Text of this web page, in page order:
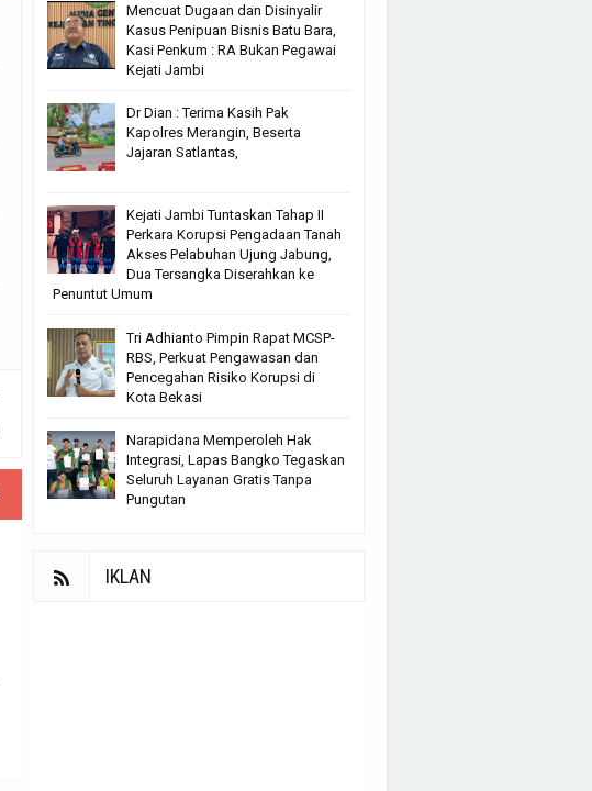
Mencuat Dugaan dan Disinyalir
Kasus Penipuan Bisnis Batu Bara,
Kasi Penkum : RA Bukan Pegawai
Kejati Jambi
Dr Dian : Terima Kasih Pak
Kapolres Merangin, Beserta
Jajaran Satlantas,
Kejati Jambi Tuntaskan Tahap II
Perkara Korupsi Pengadaan Tanah
Akses Pelabuhan Ujung Jabung,
Dua Tersangka Diserahkan ke
Penuntut Umum
Tri Adhianto Pimpin Rapat MCSP-
RBS, Perkuat Pengawasan dan
Pencegahan Risiko Korupsi di
Kota Bekasi
Narapidana Memperoleh Hak
Integrasi, Lapas Bangko Tegaskan
Seluruh Layanan Gratis Tanpa
Pungutan
IKLAN